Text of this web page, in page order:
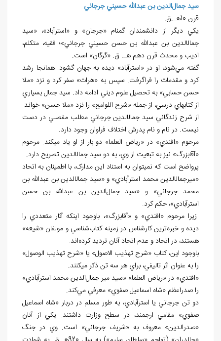
سيد جمال‌الدين بن عبدالله حسيني جرجاني
قرن 10هـ.ق.
يکي ديگر از دانشمندان گمنام «جرجان» و «استرآباد»، «سيد
جمالالدين بن عبدالله بن حسن حسيني جرجاني»؛ فقيه، متکلم،
اديب و محدث قرن دهم هـ. ق. «گرگان» است.
گفته مي‌شود، او در «استرآباد» ديده به جهان گشود. همانجا رشد
کرد و مقدمات را فراگرفت. سپس به «هرات» سفر کرد و نزد «ملا
حسن حسابي» به تحصيل علوم ديني ادامه داد. سيد جمال بسياري
از کتابهاي درسي، از جمله «شرح اللوامع» را نزد «ملا حسن» خواند.
از شرح زندگاني سيد جمالالدين جرجاني مطلب مفصلي در دست
نيست. در نام و نام پدرش اختلاف فراوان وجود دارد.
مرحوم «افندي» در «رياض العلما» دو بار از او ياد ميکند. مرحوم
«آقابزرگ» نيز به تبعيت از وي، به دو سيد جمالالدين تصريح دارد.
پرواضح است که نميتوان به استناد اين مدارک، با اطمينان به اتحاد
«ميرجمالالدين محمد استرآبادي» و «سيد جمالالدين بن عبدالله بن
محمد جرجاني» و «سيد جمال‌الدين بن عبدالله بن حسن
استرآبادي»، حکم کرد.
زيرا مرحوم «افندي» و «آقابزرگ»، باوجود اينکه آثار متعددي را
ديده و خبره‌ترين کارشناس در زمينه کتاب‌شناسي و مولفان «شيعه»
هستند، در اتحاد و عدم اتحاد آنان ترديد کرده‌اند.
باوجود اين، کتاب «شرح تهذيب الاصول» يا «شرح تهذيب الوصول»
را به عنوان اثر تاليفي، براي هر سه تن ذکر ميکنند.
«افندي» در «رياض العلما» «سيد مير جمال‌الدين محمد استرآبادي»
را صدراعظم «شاه اسماعيل صفوي» معرفي مي‌کند.
دو تن جرجاني يا استرآبادي، به طور مسلم در دربار «شاه اسماعيل
صفوي» مقامي ارجمند، در سطح وزارت داشتند. يکي از آنان
«صدرالدين» معروف به «شريف جرجاني» است. وي در جنگ